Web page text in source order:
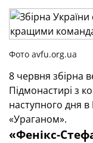
Фото avfu.org.ua
8 червня збірна
Підмонастирі з
наступного дня в
«Ураганом».
«Фенікс-